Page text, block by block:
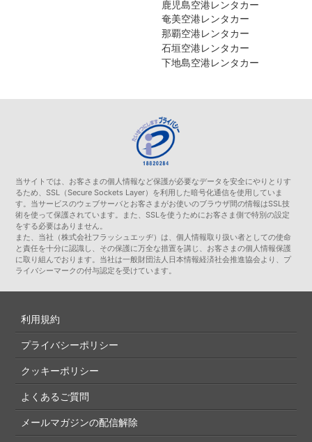
鹿児島空港レンタカー
奄美空港レンタカー
那覇空港レンタカー
石垣空港レンタカー
下地島空港レンタカー
当サイトでは、お客さまの個人情報など保護が必要なデータを安全にやりとりす
るため、SSL（Secure Sockets Layer）を利用した暗号化通信を使用していま
す。当サービスのウェブサーバとお客さまがお使いのブラウザ間の情報はSSL技
術を使って保護されています。また、SSLを使うためにお客さま側で特別の設定
をする必要はありません。
また、当社（株式会社フラッシュエッヂ）は、個人情報取り扱い者としての使命
と責任を十分に認識し、その保護に万全な措置を講じ、お客さまの個人情報保護
に取り組んでおります。当社は一般財団法人日本情報経済社会推進協会より、プ
ライバシーマークの付与認定を受けています。
利用規約
プライバシーポリシー
クッキーポリシー
よくあるご質問
メールマガジンの配信解除